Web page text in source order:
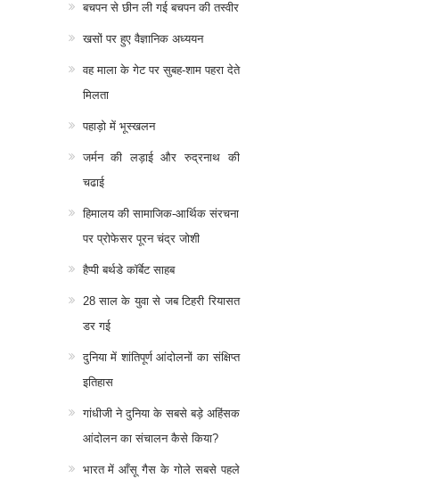
बचपन से छीन ली गई बचपन की तस्वीर
खसों पर हुए वैज्ञानिक अध्ययन
वह माला के गेट पर सुबह-शाम पहरा देते
मिलता
पहाड़ो में भूस्खलन
जर्मन की लड़ाई और रुद्रनाथ की
चढाई
हिमालय की सामाजिक-आर्थिक संरचना
पर प्रोफेसर पूरन चंद्र जोशी
हैप्पी बर्थडे कॉर्बेट साहब
28 साल के युवा से जब टिहरी रियासत
डर गई
दुनिया में शांतिपूर्ण आंदोलनों का संक्षिप्त
इतिहास
गांधीजी ने दुनिया के सबसे बड़े अहिंसक
आंदोलन का संचालन कैसे किया?
भारत में आँसू गैस के गोले सबसे पहले